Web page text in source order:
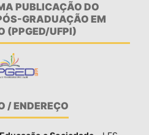
PUBLICAÇÃO DO
GRADUAÇÃO EM
(PPGED/UFPI)
/ ENDEREÇO